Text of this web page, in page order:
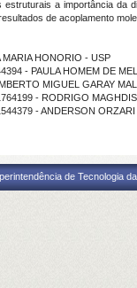
a importância
de acoplamento
HONORIO - USP
- PAULA HOMEM DE
MIGUEL GARAY
- RODRIGO
- ANDERSON ORZARI
de Tecnologia